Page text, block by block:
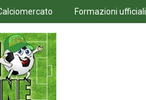
Formazioni ufficiali